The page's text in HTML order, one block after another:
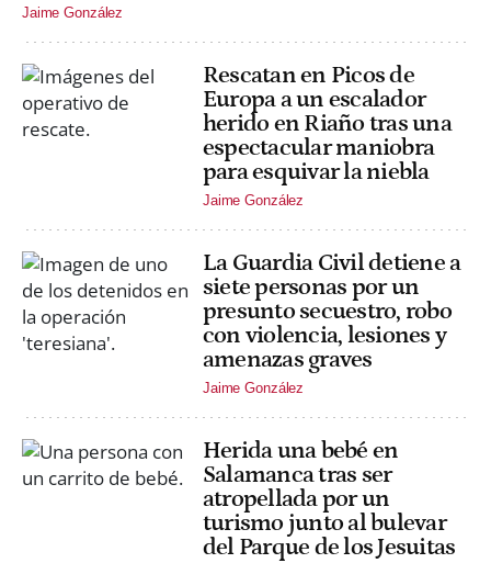
Jaime González
Rescatan en Picos de
Europa a un escalador
herido en Riaño tras una
espectacular maniobra
para esquivar la niebla
Jaime González
La Guardia Civil detiene a
siete personas por un
presunto secuestro, robo
con violencia, lesiones y
amenazas graves
Jaime González
Herida una bebé en
Salamanca tras ser
atropellada por un
turismo junto al bulevar
del Parque de los Jesuitas